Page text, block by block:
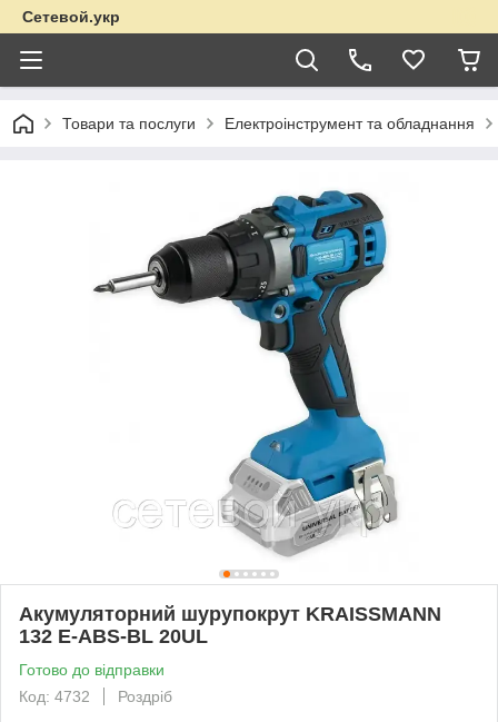
Сетевой.укр
Товари та послуги Електроінструмент та обладнання
Акумуляторний шурупокрут KRAISSMANN
132 E-ABS-BL 20UL
Готово до відправки
Код: 4732
Роздріб